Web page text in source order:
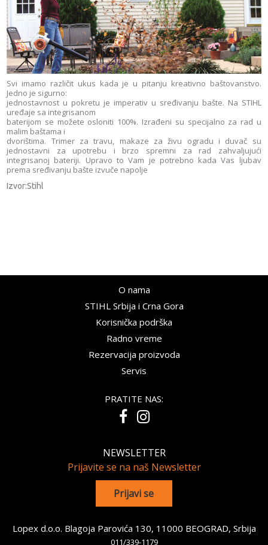
Svi imamo različit ukus kada je u pitanju kreativno baštovanstvo.
Jedno je sigurno:
jednostavnost u pokretu je imperativ u sređivanju bašte. Na STIHL
uređaje sa integrisanom
baterijom se možete osloniti 100%. Izrađeni su specijalno za rad u
malim baštama i
dvorištima. Trimer za travu, makaze za živu ogradu i duvač su
jednostavni za upotrebu i brzo spremni za rad zahvaljujući
integrisanoj bateriji. Upravo to Vam je potrebno kada Vas ljubav
prema sređivanju bašte izvuče napolje
Izvor:Stihl
O nama
STIHL Srbija i Crna Gora
Korisnička podrška
Radno vreme
Rezervacija proizvoda
Servis
PRATITE NAS:
NEWSLETTER
Prijavite se na naš Newsletter
Lopex d.o.o. Blagoja Parovića 130, 11000 BEOGRAD, Srbija
011/339-1179